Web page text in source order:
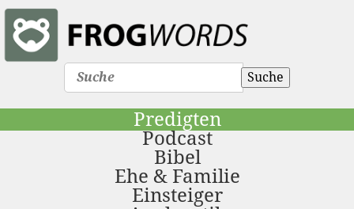
Suche
Predigten
Podcast
Bibel
Ehe & Familie
Einsteiger